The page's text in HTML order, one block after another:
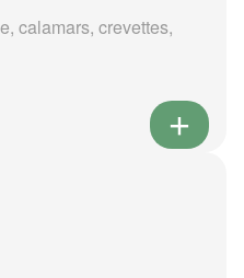
calamars, crevettes,